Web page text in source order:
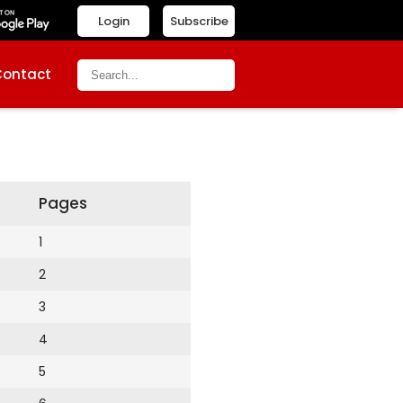
Subscribe
Login
Pages
1
2
3
4
5